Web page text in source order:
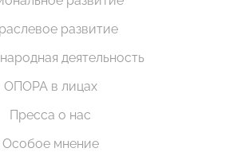
развитие
деятельность
ОПОРА в лицах
Пресса о нас
Особое мнение